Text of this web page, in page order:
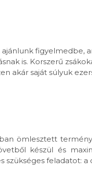
figyelmedbe,
is. Korszerű
akár saját súlyuk
ömlesztett
készül és
feladatot: a